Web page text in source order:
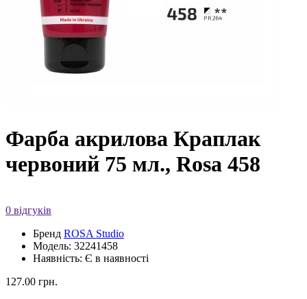
Фарба акрилова Краплак
червоний 75 мл., Rosa 458
0 відгуків
Бренд ROSA Studio
Модель: 32241458
Наявність: Є в наявності
127.00 грн.